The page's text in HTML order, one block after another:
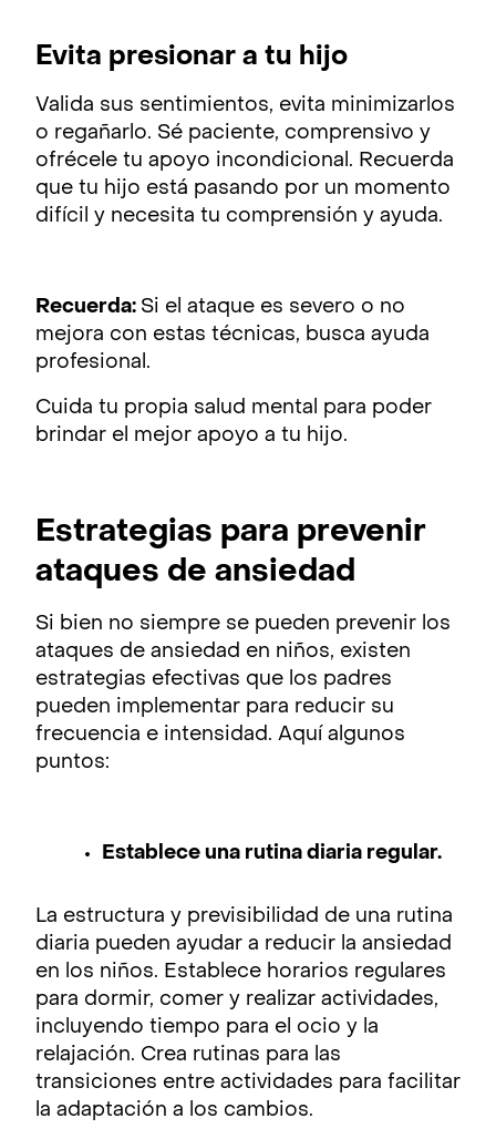
Evita presionar a tu hijo
Valida sus sentimientos, evita minimizarlos
o regañarlo. Sé paciente, comprensivo y
ofrécele tu apoyo incondicional. Recuerda
que tu hijo está pasando por un momento
difícil y necesita tu comprensión y ayuda.
Recuerda: Si el ataque es severo o no
mejora con estas técnicas, busca ayuda
profesional.
Cuida tu propia salud mental para poder
brindar el mejor apoyo a tu hijo.
Estrategias para prevenir
ataques de ansiedad
Si bien no siempre se pueden prevenir los
ataques de ansiedad en niños, existen
estrategias efectivas que los padres
pueden implementar para reducir su
frecuencia e intensidad. Aquí algunos
puntos:
Establece una rutina diaria regular.
La estructura y previsibilidad de una rutina
diaria pueden ayudar a reducir la ansiedad
en los niños. Establece horarios regulares
para dormir, comer y realizar actividades,
incluyendo tiempo para el ocio y la
relajación. Crea rutinas para las
transiciones entre actividades para facilitar
la adaptación a los cambios.